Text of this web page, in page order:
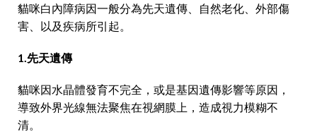
貓咪白內障病因一般分為先天遺傳、自然老化、外部傷
害、以及疾病所引起。
1.先天遺傳
貓咪因水晶體發育不完全，或是基因遺傳影響等原因，
導致外界光線無法聚焦在視網膜上，造成視力模糊不
清。